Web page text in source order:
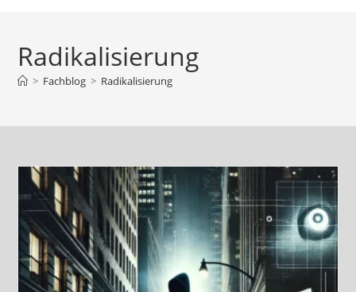
Radikalisierung
> Fachblog > Radikalisierung